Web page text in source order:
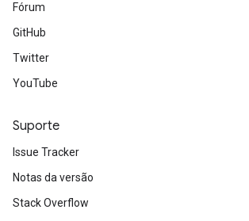
Fórum
GitHub
Twitter
YouTube
Suporte
Issue Tracker
Notas da versão
Stack Overflow